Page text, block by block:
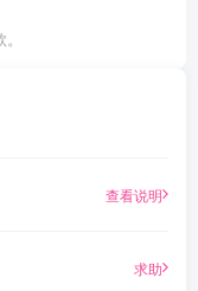
查看说明
求助